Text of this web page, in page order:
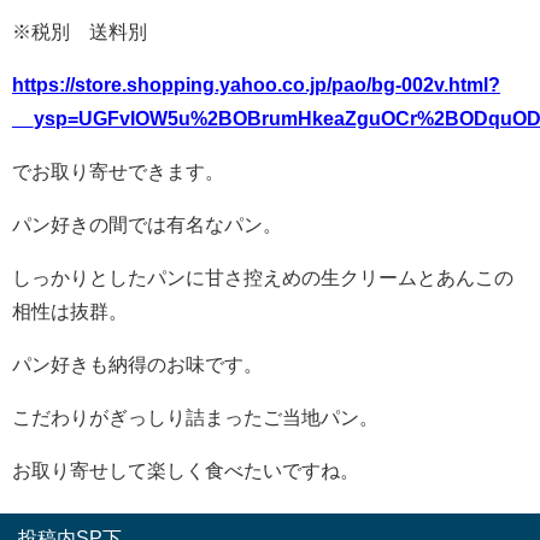
※税別 送料別
https://store.shopping.yahoo.co.jp/pao/bg-002v.html?
でお取り寄せできます。
パン好きの間では有名なパン。
しっかりとしたパンに甘さ控えめの生クリームとあんこの
相性は抜群。
パン好きも納得のお味です。
こだわりがぎっしり詰まったご当地パン。
お取り寄せして楽しく食べたいですね。